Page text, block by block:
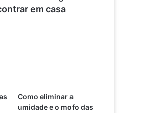
em casa
Como eliminar a
umidade e o mofo das